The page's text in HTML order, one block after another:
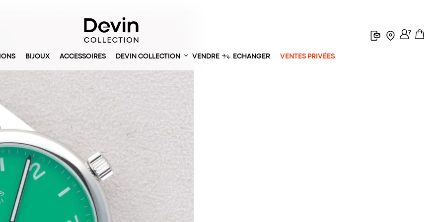
BIJOUX ACCESSOIRES DEVIN COLLECTION VENDRE ECHANGER VENTES PRIVÉES